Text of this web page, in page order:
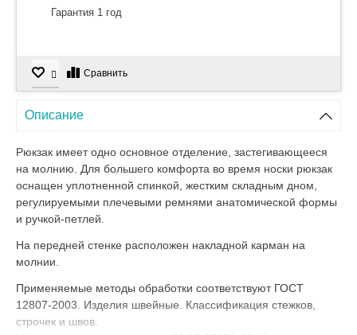
Гарантия 1 год
Сравнить
Описание
Рюкзак имеет одно основное отделение, застегивающееся
на молнию. Для большего комфорта во время носки рюкзак
оснащен уплотненной спинкой, жестким складным дном,
регулируемыми плечевыми ремнями анатомической формы
и ручкой-петлей.
На передней стенке расположен накладной карман на
молнии.
Применяемые методы обработки соответствуют ГОСТ
12807-2003. Изделия швейные. Классификация стежков,
строчек и швов.